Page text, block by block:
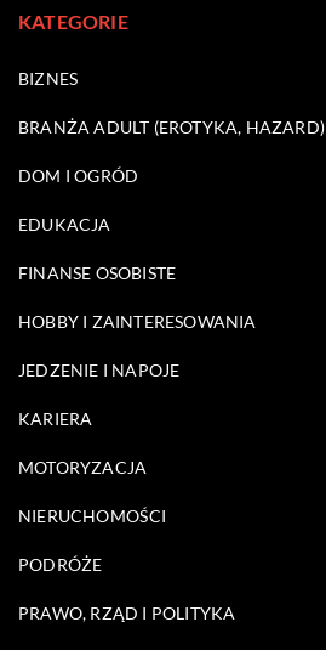
KATEGORIE
BIZNES
BRANŻA ADULT (EROTYKA, HAZARD)
DOM I OGRÓD
EDUKACJA
FINANSE OSOBISTE
HOBBY I ZAINTERESOWANIA
JEDZENIE I NAPOJE
KARIERA
MOTORYZACJA
NIERUCHOMOŚCI
PODRÓŻE
PRAWO, RZĄD I POLITYKA